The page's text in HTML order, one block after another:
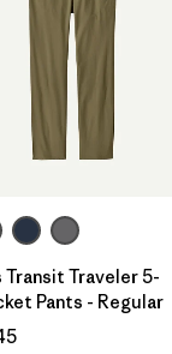
Transit Traveler 5-
Pants - Regular